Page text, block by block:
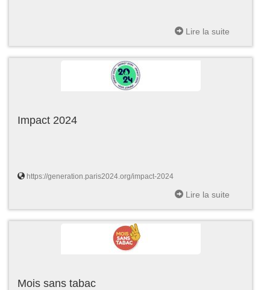
Lire la suite
Impact 2024
https://generation.paris2024.org/impact-2024
Lire la suite
Mois sans tabac